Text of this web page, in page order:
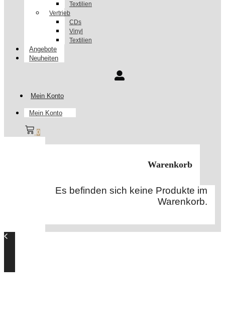
Textilien
Vertrieb
CDs
Vinyl
Textilien
Angebote
Neuheiten
Mein Konto
Mein Konto
0
Warenkorb
Es befinden sich keine Produkte im
Warenkorb.